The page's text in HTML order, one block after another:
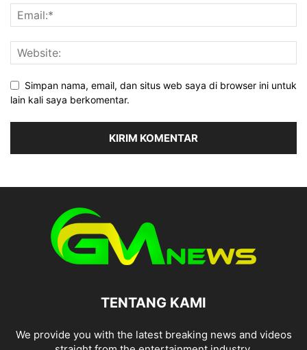
Simpan nama, email, dan situs web saya di browser ini untuk
lain kali saya berkomentar.
TENTANG KAMI
We provide you with the latest breaking news and videos